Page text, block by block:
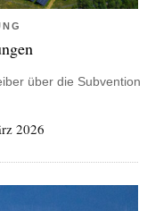
über die Subvention
2026